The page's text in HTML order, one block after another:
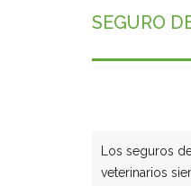
SEGURO
Los seguros
veterinarios